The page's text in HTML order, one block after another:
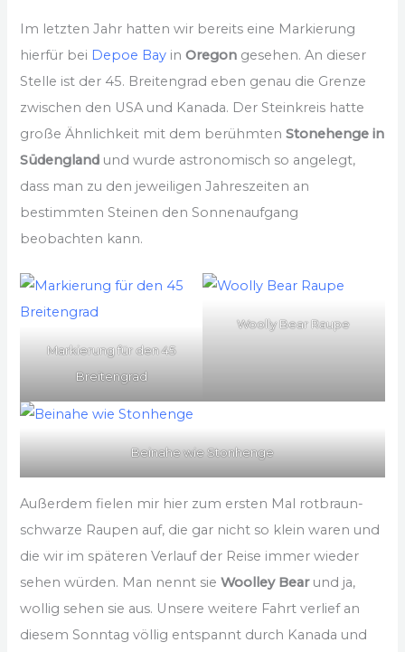
Im letzten Jahr hatten wir bereits eine Markierung
hierfür bei Depoe Bay inOregon gesehen. An dieser
Stelle ist der 45. Breitengrad eben genau die Grenze
zwischen den USA und Kanada. Der Steinkreis hatte
große Ähnlichkeit mit dem berühmtenStonehenge in
Südengland und wurde astronomisch so angelegt,
dass man zu den jeweiligen Jahreszeiten an
bestimmten Steinen den Sonnenaufgang
beobachten kann.
Markierung für den 45
Breitengrad
Woolly Bear Raupe
Beinahe wie Stonhenge
Außerdem fielen mir hier zum ersten Mal rotbraun-
schwarze Raupen auf, die gar nicht so klein waren und
die wir im späteren Verlauf der Reise immer wieder
sehen würden. Man nennt sieWoolley Bearund ja,
wollig sehen sie aus. Unsere weitere Fahrt verlief an
diesem Sonntag völlig entspannt durch Kanada und